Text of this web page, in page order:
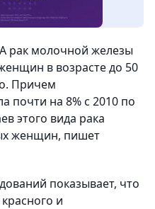
рак молочной железы
в возрасте до 50
Причем
почти на 8% с 2010 по
этого вида рака
женщин, пишет
показывает, что
и